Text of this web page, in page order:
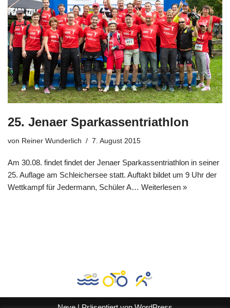
25. Jenaer Sparkassentriathlon
von Reiner Wunderlich 7. August 2015
Am 30.08. findet findet der Jenaer Sparkassentriathlon in seiner
25. Auflage am Schleichersee statt. Auftakt bildet um 9 Uhr der
Wettkampf für Jedermann, Schüler A… Weiterlesen »